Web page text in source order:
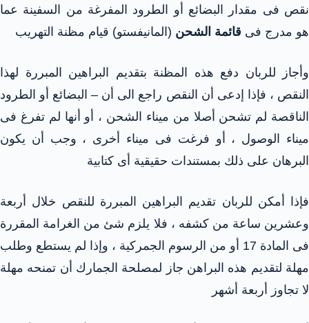
نقص فى مقدار البضائع أو الطرود المفرغة من السفينة عما
هو مدرج فى قائمة الشحن (المانيفستو) قيام مظنة التهريب
وأجاز للربان دفع هذه المظنة بتقديم البراهين المبررة لهذا
النقص ، فإذا إدعى أن النقص راجع الى أن – البضائع أو الطرود
الناقصة لم تشحن أصلا من ميناء الشحن ، أو أنها لم تفرغ فى
ميناء الوصول ، أو فرغت فى ميناء أخرى ، وجب أن يكون
البرهان على ذلك بمستندات حقيقية أى كتابية
فإذا أمكن للربان تقديم البراهين المبررة للنقص خلال أربعة
وعشرين ساعة من كشفه ، فلا يلزم شئ من الغرامة المقررة
فى المادة 17 أو من الرسوم الجمركية ، وإذا لم يستطع وطلب
مهلة لتقديم هذه البراهن جاز لمصلحة الجمارك أن تمنحه مهلة
لا تجاوز أربعة أشهر